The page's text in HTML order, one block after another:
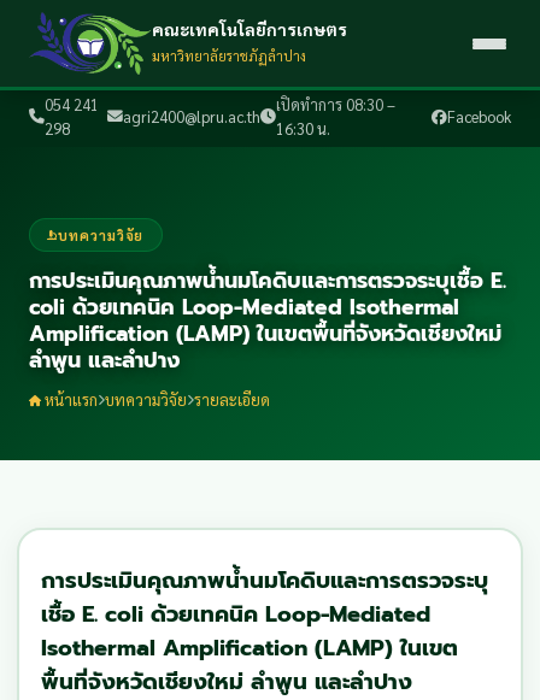
054 241
298
agri2400@lpru.ac.th
เปิดทำการ 08:30 –
16:30 น.
Facebook
คณะเทคโนโลยีการเกษตร
มหาวิทยาลัยราชภัฏลำปาง
บทความวิจัย
การประเมินคุณภาพน้ำนมโคดิบและการตรวจระบุเชื้อ E.
coli ด้วยเทคนิค Loop-Mediated Isothermal
Amplification (LAMP) ในเขตพื้นที่จังหวัดเชียงใหม่
ลำพูน และลำปาง
หน้าแรก บทความวิจัย รายละเอียด
การประเมินคุณภาพน้ำนมโคดิบและการตรวจระบุ
เชื้อ E. coli ด้วยเทคนิค Loop-Mediated
Isothermal Amplification (LAMP) ในเขต
พื้นที่จังหวัดเชียงใหม่ ลำพูน และลำปาง